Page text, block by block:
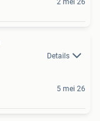
Details
5 mei 26